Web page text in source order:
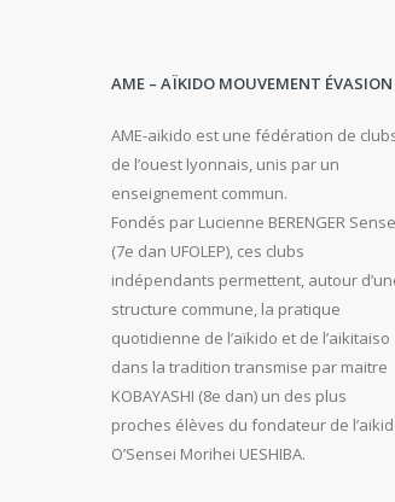
AME – AÏKIDO MOUVEMENT ÉVASION
AME-aikido est une fédération de
de l’ouest lyonnais, unis par un
enseignement commun.
Fondés par Lucienne BERENGER
(7e dan UFOLEP), ces clubs
indépendants permettent, autour
structure commune, la pratique
quotidienne de l’aïkido et de l’aikitaiso
dans la tradition transmise par maitre
KOBAYASHI (8e dan) un des plus
proches élèves du fondateur de
O’Sensei Morihei UESHIBA.